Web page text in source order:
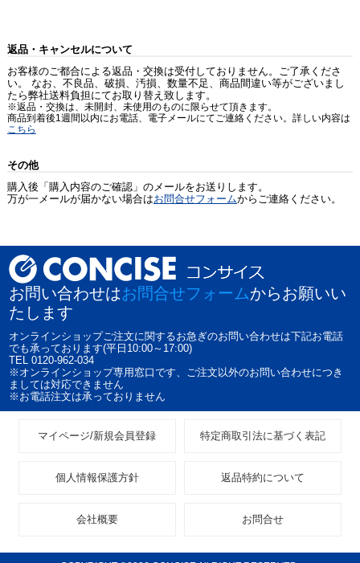
返品・キャンセルについて
お客様のご都合による返品・交換は受付しておりません。ご了承くださ
い。 なお、不良品、破損、汚損、数量不足、商品間違い等がございまし
たら弊社送料負担にてお取り替え致します。
※返品・交換は、未開封、未使用のものに限らせて頂きます。
商品到着後1週間以内にお電話、電子メールにてご連絡ください。詳しい内容は
こちら
その他
購入後「購入内容のご確認」のメールをお送りします。
万が一メールが届かない場合はお問合せフォームからご連絡ください。
お問い合わせはお問合せフォームからお願いい
たします
オンラインショップご注文に関するお急ぎのお問い合わせは下記お電話
でも承っております(平日10:00～17:00)
TEL 0120-962-034
※オンラインショップ専用窓口です、ご注文以外のお問い合わせにつき
ましては対応できません
※お電話注文は承っておりません
マイページ/新規会員登録 特定商取引法に基づく表記
個人情報保護方針 返品特約について
会社概要 お問合せ